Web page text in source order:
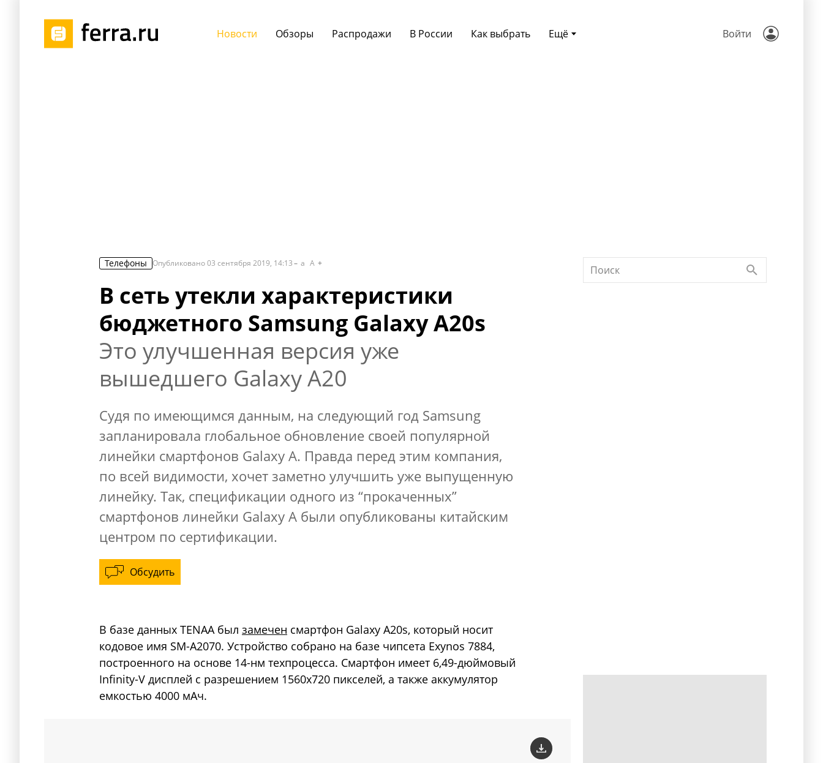
Ещё
Новости Обзоры Распродажи В России Как выбрать Войти
Телефоны Опубликовано03 сентября 2019, 14:13 a A
В сеть утекли характеристики
бюджетного Samsung Galaxy A20s
Это улучшенная версия уже
вышедшего Galaxy A20
Судя по имеющимся данным, на следующий год Samsung
запланировала глобальное обновление своей популярной
линейки смартфонов Galaxy A. Правда перед этим компания,
по всей видимости, хочет заметно улучшить уже выпущенную
линейку. Так, спецификации одного из “прокаченных”
смартфонов линейки Galaxy A были опубликованы китайским
центром по сертификации.
Обсудить
В базе данных TENAA был замечен смартфон Galaxy A20s, который носит
кодовое имя SM-A2070. Устройство собрано на базе чипсета Exynos 7884,
построенного на основе 14-нм техпроцесса. Смартфон имеет 6,49-дюймовый
Infinity-V дисплей с разрешением 1560х720 пикселей, а также аккумулятор
емкостью 4000 мАч.